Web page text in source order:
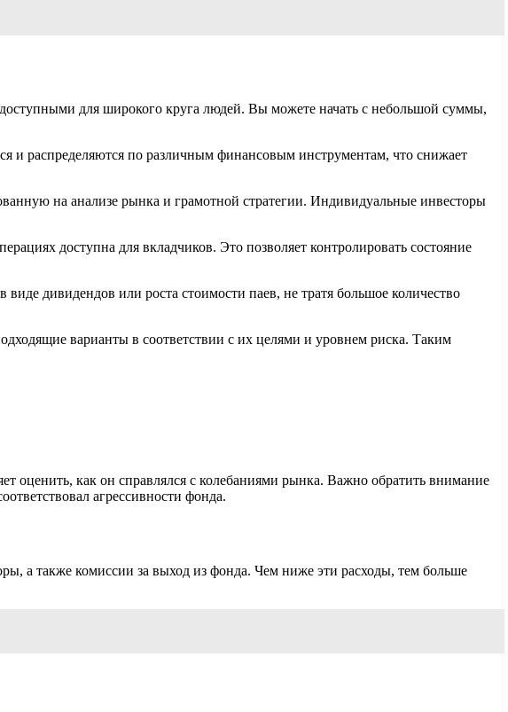
для широкого круга людей. Вы можете начать с небольшой суммы,
распределяются по различным финансовым инструментам, что снижает
на анализе рынка и грамотной стратегии. Индивидуальные инвесторы
доступна для вкладчиков. Это позволяет контролировать состояние
дивидендов или роста стоимости паев, не тратя большое количество
варианты в соответствии с их целями и уровнем риска. Таким
оценить, как он справлялся с колебаниями рынка. Важно обратить внимание
агрессивности фонда.
а также комиссии за выход из фонда. Чем ниже эти расходы, тем больше